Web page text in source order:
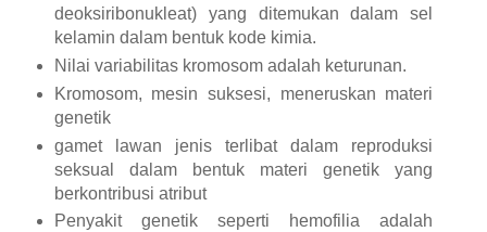
deoksiribonukleat) yang ditemukan dalam sel
kelamin dalam bentuk kode kimia.
Nilai variabilitas kromosom adalah keturunan.
Kromosom, mesin suksesi, meneruskan materi
genetik
gamet lawan jenis terlibat dalam reproduksi
seksual dalam bentuk materi genetik yang
berkontribusi atribut
Penyakit genetik seperti hemofilia adalah